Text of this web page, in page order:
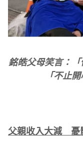
銘皓父母笑言：
「不止
父親收入大減 憂